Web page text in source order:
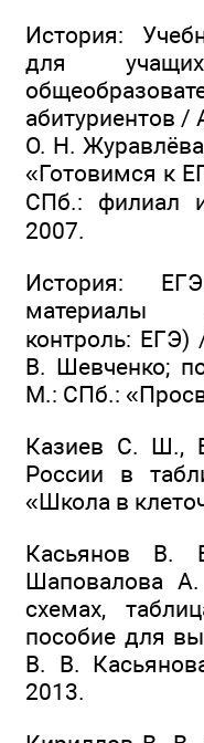
История:
для
абитуриентов /
О. Н.
«Готовимся к
СПб.: филиал
2007.
История:
материалы
контроль:
В. Шевченко;
М.: СПб.:
Казиев С. Ш.,
России в
«Школа в
Касьянов В.
Шаповалова
схемах,
пособие для
В. В.
2013.